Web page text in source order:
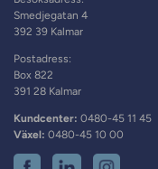
Smedjegatan 4
392 39 Kalmar
Postadress:
Box 822
391 28 Kalmar
Kundcenter: 0480-45 11 45
Växel: 0480-45 10 00